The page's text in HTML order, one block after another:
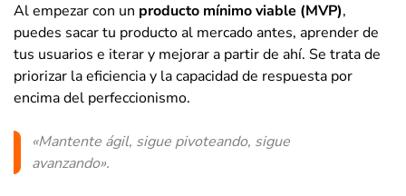
Al empezar con un producto mínimo viable (MVP),
puedes sacar tu producto al mercado antes, aprender de
tus usuarios e iterar y mejorar a partir de ahí. Se trata de
priorizar la eficiencia y la capacidad de respuesta por
encima del perfeccionismo.
«Mantente ágil, sigue pivoteando, sigue
avanzando».